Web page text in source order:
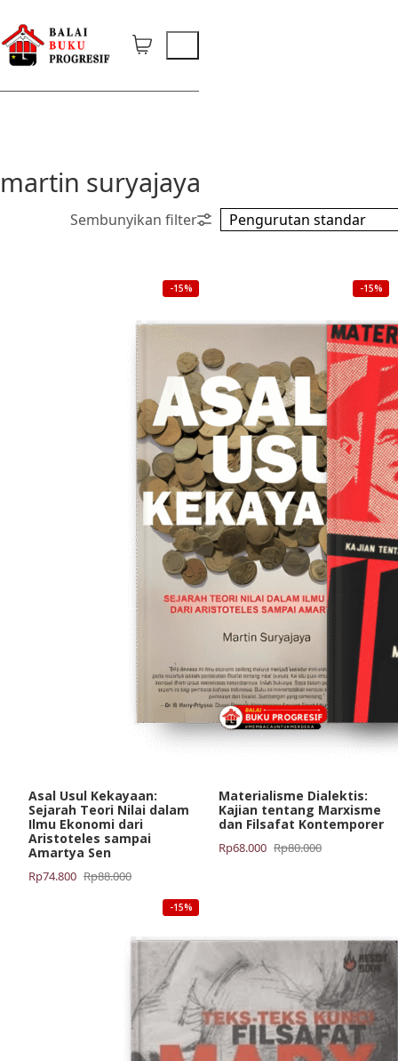
martin suryajaya
-15%
Asal Usul Kekayaan:
Sejarah Teori Nilai dalam
Ilmu Ekonomi dari
Aristoteles sampai
Amartya Sen
Rp88.000
Harga
Rp74.800
Harga
-15%
Materialisme Dialektis:
Kajian tentang Marxisme
dan Filsafat Kontemporer
Rp80.000
Harga
Rp68.000
Harga
-15%